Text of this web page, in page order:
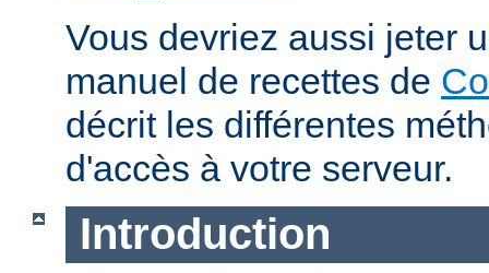
Vous devriez aussi jeter
manuel de recettes de
décrit les différentes
d'accès à votre serveur.
Introduction